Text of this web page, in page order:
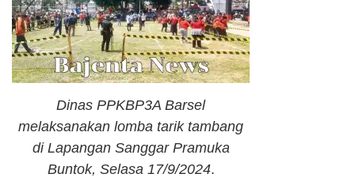
Dinas PPKBP3A Barsel
melaksanakan lomba tarik tambang
di Lapangan Sanggar Pramuka
Buntok, Selasa 17/9/2024.